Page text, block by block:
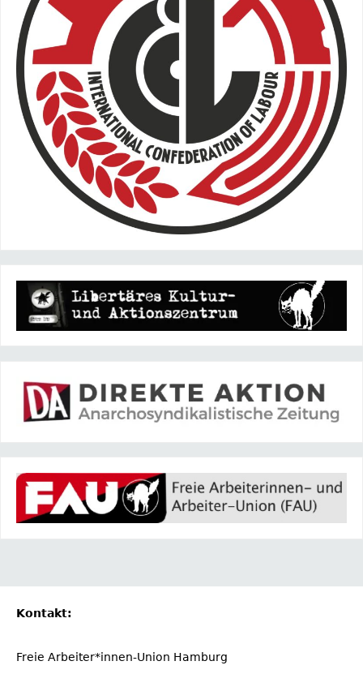
Kontakt:
Freie Arbeiter*innen-Union Hamburg